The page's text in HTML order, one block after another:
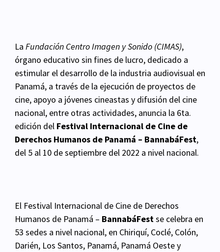
La Fundación Centro Imagen y Sonido (CIMAS),
órgano educativo sin fines de lucro, dedicado a
estimular el desarrollo de la industria audiovisual en
Panamá, a través de la ejecución de proyectos de
cine, apoyo a jóvenes cineastas y difusión del cine
nacional, entre otras actividades, anuncia la 6ta.
edición del Festival Internacional de Cine de
Derechos Humanos de Panamá – BannabáFest,
del 5 al 10 de septiembre del 2022 a nivel nacional.
El Festival Internacional de Cine de Derechos
Humanos de Panamá – BannabáFestse celebra en
53 sedes a nivel nacional, en Chiriquí, Coclé, Colón,
Darién, Los Santos, Panamá, Panamá Oeste y